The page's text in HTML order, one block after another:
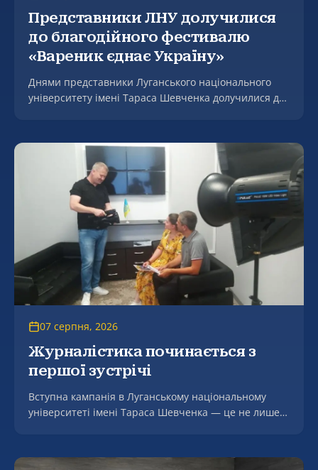
Представники ЛНУ долучилися
до благодійного фестивалю
«Вареник єднає Україну»
Днями представники Луганського національного
університету імені Тараса Шевченка долучилися до
щедрого столу» на підтримку Збройних Сил України
– фестивалю «Вареник єднає Україну», який відбувся
в селі Мгар на мальовничому березі річки Сула.
07 серпня, 2026
Журналістика починається з
першої зустрічі
Вступна кампанія в Луганському національному
університеті імені Тараса Шевченка — це не лише
можливостями навчання.